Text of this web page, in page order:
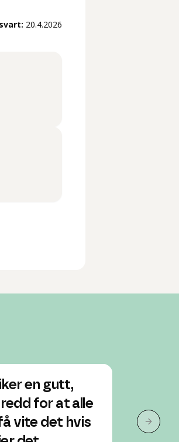
20.4.2026
en gutt,
for at alle
vite det hvis
hunNeste